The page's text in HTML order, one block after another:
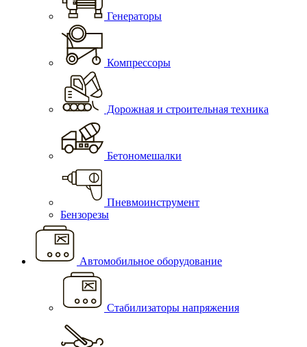
Генераторы
Компрессоры
Дорожная и строительная техника
Бетономешалки
Пневмоинструмент
Бензорезы
Автомобильное оборудование
Стабилизаторы напряжения